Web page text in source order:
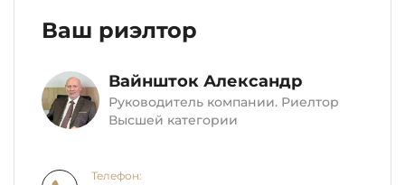
Ваш риэлтор
Вайншток Александр
Руководитель компании. Риелтор
Высшей категории
Телефон: